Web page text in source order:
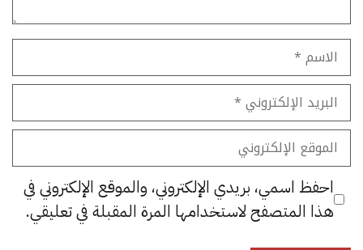
الاسم
البريد
الإلكتروني
الموقع
الإلكتروني
احفظ اسمي، بريدي الإلكتروني، والموقع الإلكتروني في
هذا المتصفح لاستخدامها المرة المقبلة في تعليقي.